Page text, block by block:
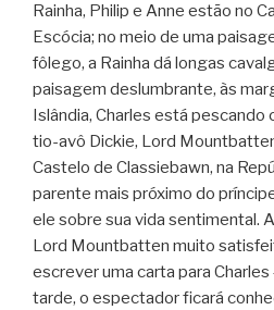
Rainha, Philip e Anne estão no
Escócia; no meio de uma
fôlego, a Rainha dá longas
paisagem deslumbrante, às
Islândia, Charles está pescando
tio-avô Dickie, Lord
Castelo de Classiebawn, na
parente mais próximo do
ele sobre sua vida sentimental.
Lord Mountbatten muito
escrever uma carta para
tarde, o espectador ficará